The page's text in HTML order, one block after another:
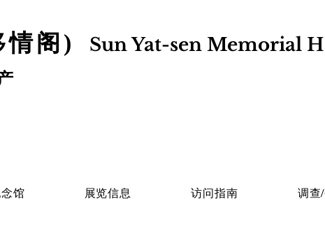
情阁) Sun Yat-sen Memorial
馆 展览信息 访问指南 调查